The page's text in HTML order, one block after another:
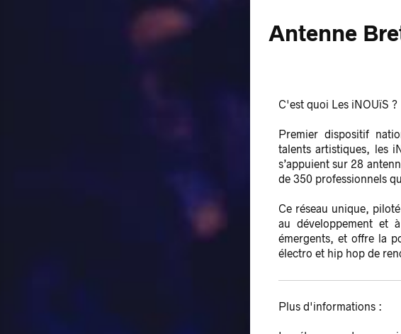
Antenne
C'est quoi Les iNOUïS ?
Premier dispositif
talents artistiques, les
s’appuient sur 28
de 350 professionnels
Ce réseau unique,
au développement et
émergents, et offre la
électro et hip hop de
Plus d'informations :